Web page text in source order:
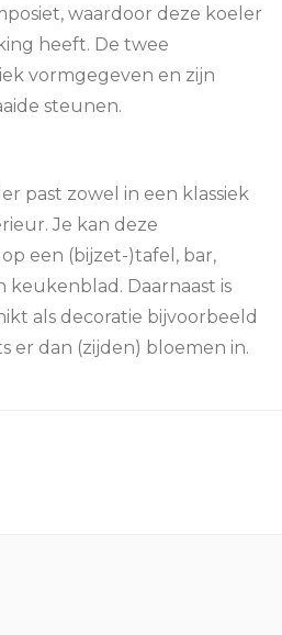
waardoor deze koeler
heeft. De twee
vormgegeven en zijn
steunen.
past zowel in een klassiek
Je kan deze
een (bijzet-)tafel, bar,
keukenblad. Daarnaast is
als decoratie bijvoorbeeld
er dan (zijden) bloemen in.